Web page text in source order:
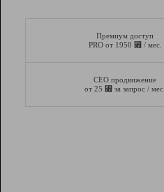
Премиум доступ
PRO от 1950 ⃏ / мес.
СЕО продвижение
от 25 ⃏ за запрос / мес.